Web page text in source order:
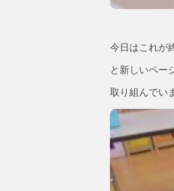
今日はこれが
と新しいペー
取り組んでい